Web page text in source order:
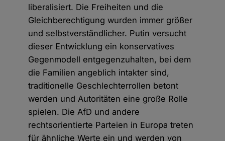
liberalisiert. Die Freiheiten und die
Gleichberechtigung wurden immer größer
und selbstverständlicher. Putin versucht
dieser Entwicklung ein konservatives
Gegenmodell entgegenzuhalten, bei dem
die Familien angeblich intakter sind,
traditionelle Geschlechterrollen betont
werden und Autoritäten eine große Rolle
spielen. Die AfD und andere
rechtsorientierte Parteien in Europa treten
für ähnliche Werte ein und werden von